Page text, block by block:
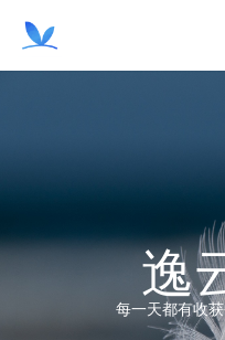
逸
每一天都有收